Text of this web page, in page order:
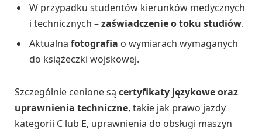
W przypadku studentów kierunków medycznych
i technicznych –zaświadczenie o toku studiów.
Aktualna fotografia o wymiarach wymaganych
do książeczki wojskowej.
Szczególnie cenione są certyfikaty językowe oraz
uprawnienia techniczne, takie jak prawo jazdy
kategorii C lub E, uprawnienia do obsługi maszyn